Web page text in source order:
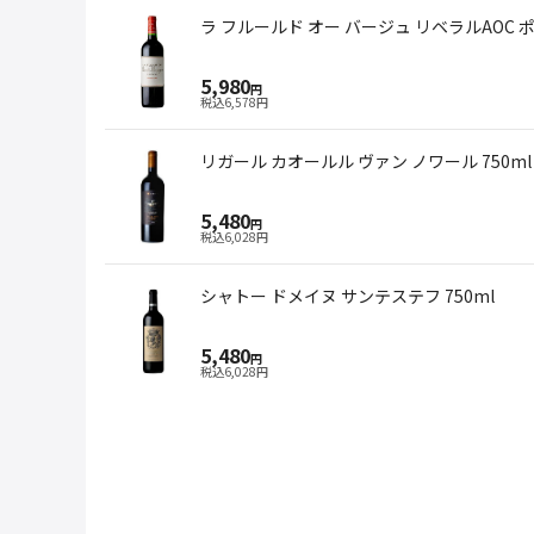
ラ フルールド オー バージュ リベラルAOC
5,980円
税込6,578円
リガール カオールル ヴァン ノワール 750ml
5,480円
税込6,028円
シャトー ドメイヌ サンテステフ 750ml
5,480円
税込6,028円